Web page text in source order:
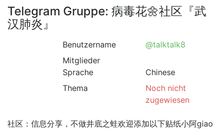
Telegram Gruppe: 病毒花🌼社区『武
汉肺炎』
Benutzername
@talktalk8
Mitglieder
Sprache
Chinese
Thema
Noch nicht
zugewiesen
社区：信息分享，不做井底之蛙欢迎添加以下贴纸小阿giao